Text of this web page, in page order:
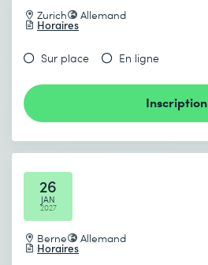
Zurich Allemand
Horaires
Sur place En ligne
Inscription
26
JAN
2027
Berne Allemand
Horaires